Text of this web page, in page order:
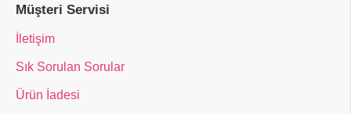
Müşteri Servisi
İletişim
Sık Sorulan Sorular
Ürün İadesi